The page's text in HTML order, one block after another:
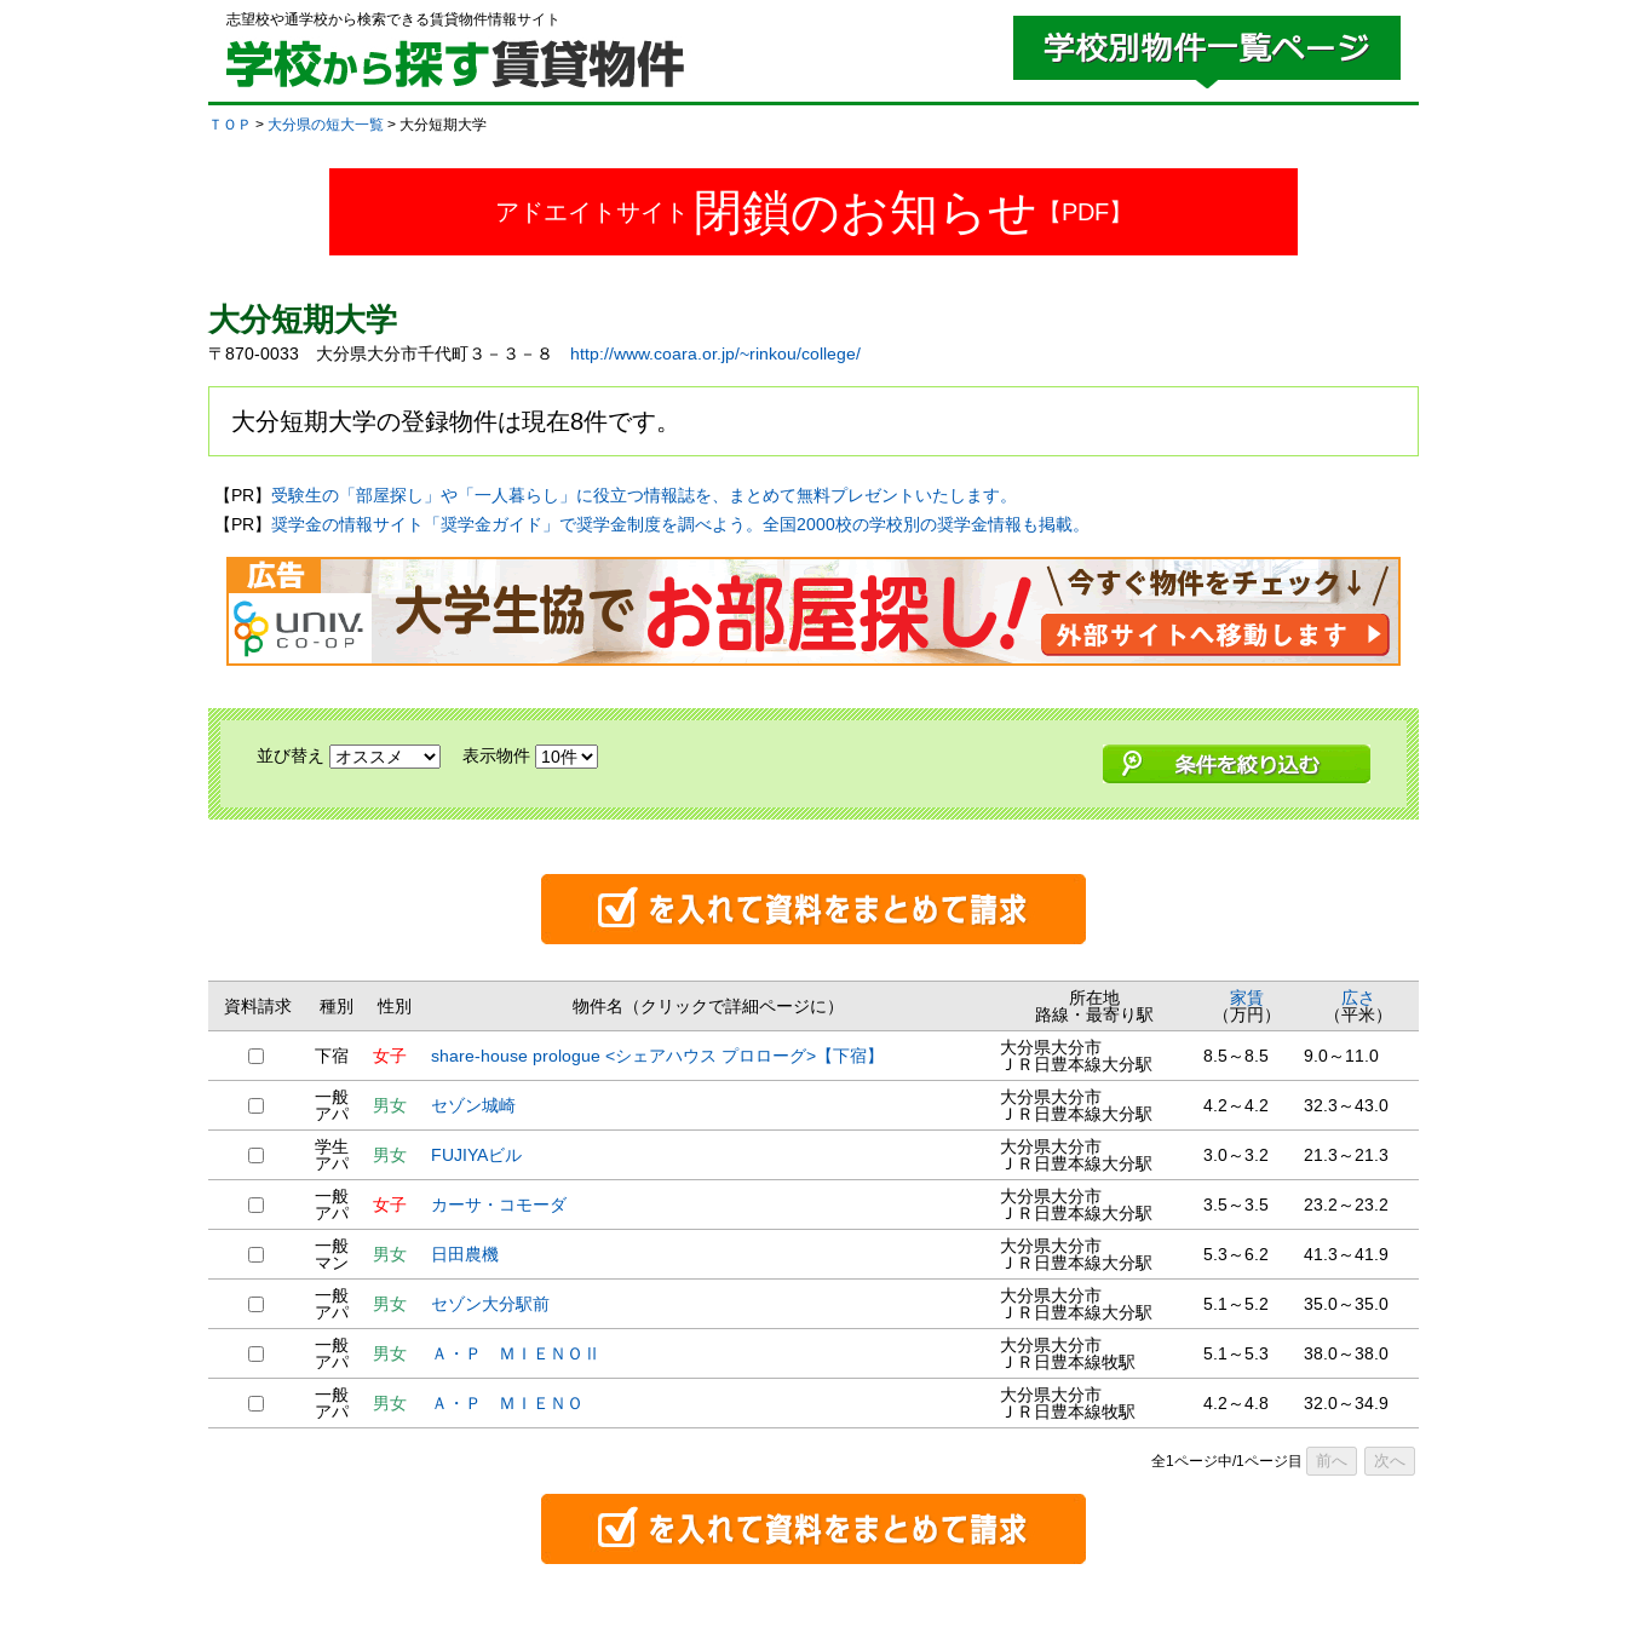
志望校や通学校から検索できる賃貸物件情報サイト
ＴＯＰ > 大分県の短大一覧 > 大分短期大学
アドエイトサイト 閉鎖のお知らせ 【PDF】
大分短期大学
〒870-0033 大分県大分市千代町３－３－８ http://www.coara.or.jp/~rinkou/college/
大分短期大学の登録物件は現在8件です。
【PR】 受験生の「部屋探し」や「一人暮らし」に役立つ情報誌を、まとめて無料プレゼントいたします。
【PR】 奨学金の情報サイト「奨学金ガイド」で奨学金制度を調べよう。全国2000校の学校別の奨学金情報も掲載。
並び替え 表示物件
資料請求 種別 性別 物件名（クリックで詳細ページに）
所在地
路線・最寄り駅
家賃
（万円）
広さ
（平米）
下宿 女子 share-house prologue <シェアハウス プロローグ>【下宿】
大分県大分市
ＪＲ日豊本線大分駅
8.5～8.5 9.0～11.0
一般
アパ
男女 セゾン城崎
大分県大分市
ＪＲ日豊本線大分駅
4.2～4.2 32.3～43.0
学生
アパ
男女 FUJIYAビル
大分県大分市
ＪＲ日豊本線大分駅
3.0～3.2 21.3～21.3
一般
アパ
女子 カーサ・コモーダ
大分県大分市
ＪＲ日豊本線大分駅
3.5～3.5 23.2～23.2
一般
マン
男女 日田農機
大分県大分市
ＪＲ日豊本線大分駅
5.3～6.2 41.3～41.9
一般
アパ
男女 セゾン大分駅前
大分県大分市
ＪＲ日豊本線大分駅
5.1～5.2 35.0～35.0
一般
アパ
男女 Ａ・Ｐ ＭＩＥＮＯⅡ
大分県大分市
ＪＲ日豊本線牧駅
5.1～5.3 38.0～38.0
一般
アパ
男女 Ａ・Ｐ ＭＩＥＮＯ
大分県大分市
ＪＲ日豊本線牧駅
4.2～4.8 32.0～34.9
全1ページ中/1ページ目 前へ 次へ